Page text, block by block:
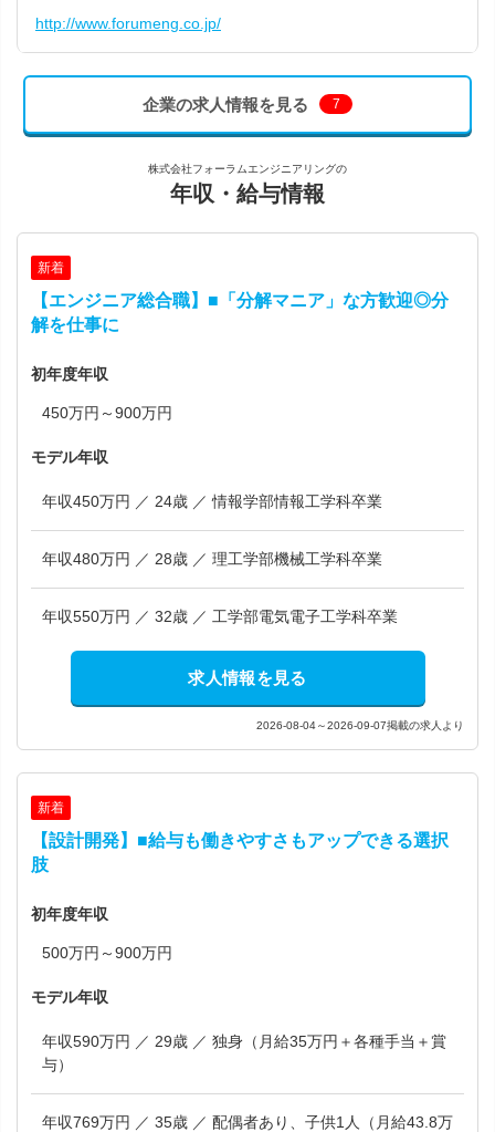
http://www.forumeng.co.jp/
企業の求人情報を見る 7
株式会社フォーラムエンジニアリングの
年収・給与情報
新着
【エンジニア総合職】■「分解マニア」な方歓迎◎分
解を仕事に
初年度年収
450万円～900万円
モデル年収
年収450万円 ／ 24歳 ／ 情報学部情報工学科卒業
年収480万円 ／ 28歳 ／ 理工学部機械工学科卒業
年収550万円 ／ 32歳 ／ 工学部電気電子工学科卒業
求人情報を見る
2026-08-04～2026-09-07掲載の求人より
新着
【設計開発】■給与も働きやすさもアップできる選択
肢
初年度年収
500万円～900万円
モデル年収
年収590万円 ／ 29歳 ／ 独身（月給35万円＋各種手当＋賞
与）
年収769万円 ／ 35歳 ／ 配偶者あり、子供1人（月給43.8万